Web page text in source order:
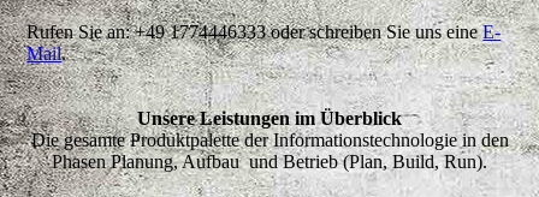
Rufen Sie an: +49 1774446333 oder schreiben Sie uns eineE-
Mail.
Unsere Leistungen im Überblick
Die gesamte Produktpalette der Informationstechnologie in den
Phasen Planung, Aufbau und Betrieb (Plan, Build, Run).